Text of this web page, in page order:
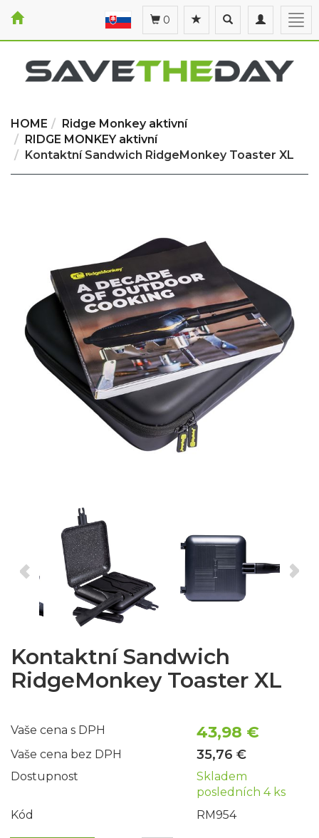
Toggle
navigation
Toggle
search
0
HOME
Ridge Monkey aktivní
RIDGE MONKEY aktivní
Kontaktní Sandwich RidgeMonkey Toaster XL
Kontaktní Sandwich
RidgeMonkey Toaster XL
Vaše cena s DPH 43,98 €
Vaše cena bez DPH 35,76 €
Dostupnost
Skladem
posledních 4 ks
Kód
RM954